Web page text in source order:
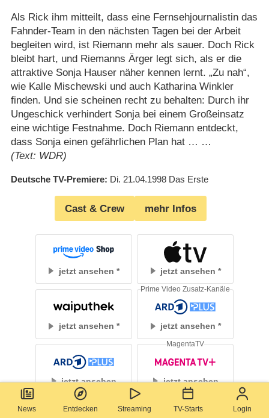
News Entdecken Streaming TV-Starts Login
Als Rick ihm mitteilt, dass eine Fernsehjournalistin das
Fahnder-Team in den nächsten Tagen bei der Arbeit
begleiten wird, ist Riemann mehr als sauer. Doch Rick
bleibt hart, und Riemanns Ärger legt sich, als er die
attraktive Sonja Hauser näher kennen lernt. „Zu nah“,
wie Kalle Mischewski und auch Katharina Winkler
finden. Und sie scheinen recht zu behalten: Durch ihr
Ungeschick verhindert Sonja bei einem Großeinsatz
eine wichtige Festnahme. Doch Riemann entdeckt,
dass Sonja einen gefährlichen Plan hat … …
(Text: WDR)
Deutsche TV-Premiere Di. 21.04.1998 Das Erste
Cast & Crew mehr Infos
jetzt ansehen jetzt ansehen
jetzt ansehen jetzt ansehen
Prime Video Zusatz-Kanäle
jetzt ansehen jetzt ansehen
MagentaTV